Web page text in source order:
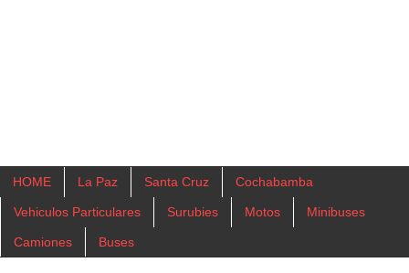
HOME La Paz Santa Cruz Cochabamba
Vehiculos Particulares Surubies Motos Minibuses
Camiones Buses